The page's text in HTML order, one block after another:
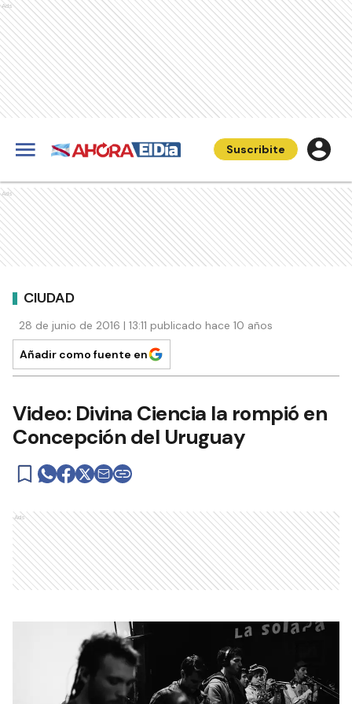
Ads
Suscribite
Ads
CIUDAD
28 de junio de 2016 | 13:11 publicado hace 10 años
Añadir como fuente en
Video: Divina Ciencia la rompió en
Concepción del Uruguay
Ads